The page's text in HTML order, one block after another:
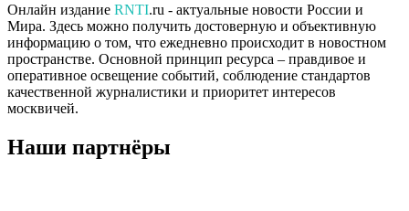
Онлайн издание RNTI.ru - актуальные новости России и
Мира. Здесь можно получить достоверную и объективную
информацию о том, что ежедневно происходит в новостном
пространстве. Основной принцип ресурса – правдивое и
оперативное освещение событий, соблюдение стандартов
качественной журналистики и приоритет интересов
москвичей.
Наши партнёры